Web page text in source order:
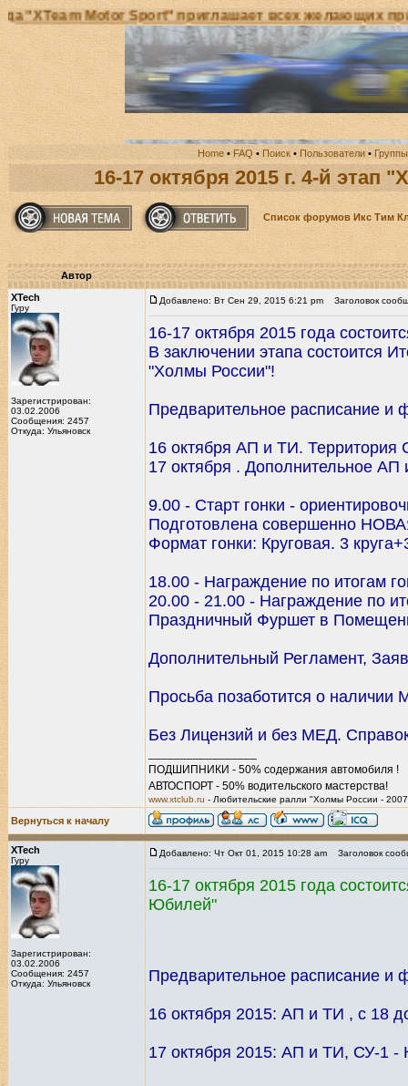
приглашает всех желающих принять
Home • FAQ • Поиск • Пользователи • Группы
16-17 октября 2015 г. 4-й
Список форумов Икс Тим
Автор
XTech
Гуру
Зарегистрирован:
03.02.2006
Сообщения: 2457
Откуда: Ульяновск
Добавлено: Вт Сен 29, 2015 6:21 pm Заголовок
16-17 октября 2015 года
В заключении этапа состоится
"Холмы России"!
Предварительное расписание и
16 октября АП и ТИ. Территория
17 октября . Дополнительное АП
9.00 - Старт гонки -
Подготовлена совершенно
Формат гонки: Круговая. 3
18.00 - Награждение по итогам
20.00 - 21.00 - Награждение по
Праздничный Фуршет в
Дополнительный Регламент,
Просьба позаботится о наличии
Без Лицензий и без МЕД.
ПОДШИПНИКИ - 50% содержания автомобиля !
АВТОСПОРТ - 50% водительского мастерства!
www.xtclub.ru - Любительские ралли "Холмы России -
Вернуться к началу
XTech
Гуру
Зарегистрирован:
03.02.2006
Сообщения: 2457
Откуда: Ульяновск
Добавлено: Чт Окт 01, 2015 10:28 am Заголовок
16-17 октября 2015 года
Юбилей"
Предварительное расписание и
16 октября 2015: АП и ТИ , с 18
17 октября 2015: АП и ТИ, СУ-1 -